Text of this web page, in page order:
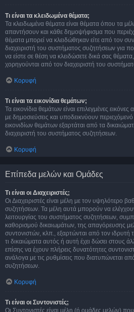
Τι είναι τα κλειδωμένα θέματα;
Τα κλειδωμένα θέματα είναι θέματα όπου τα
απαντήσουν και κάθε δημοψήφισμα που
θέματα μπορεί να κλειδώθηκαν είτε από τον
διαχειριστή του συστήματος συζητήσεων για
να είστε σε θέση να κλειδώσετε δικά σας
χορηγούνται από τον διαχειριστή του
Κορυφή
Τι είναι τα εικονίδια θεμάτων;
Τα εικονίδια θεμάτων είναι επιλεγμένες
με δημοσιεύσεις και υποδεικνύουν
εικονιδίων θεμάτων εξαρτάται από τα
διαχειριστή του συστήματος συζητήσεων.
Κορυφή
Επίπεδα μελών και Ομάδες
Τι είναι οι Διαχειριστές;
Οι Διαχειριστές είναι μέλη με τον υψηλότερο
συζητήσεων. Τα μέλη αυτά μπορούν να
λειτουργίας του συστήματος συζητήσεων,
καθορισμού δικαιωμάτων, της απαγόρευσης
συντονιστών, κλπ., εξαρτώνται από τον ιδρυτή
τι δικαιώματα αυτός ή αυτή έχει δώσει στους
επίσης να έχουν πλήρεις δυνατότητες
ανάλογα με τις ρυθμίσεις που διατυπώνεται
συζητήσεων.
Κορυφή
Τι είναι οι Συντονιστές;
Οι Συντονιστές είναι μέλη (ή ομάδες μελών)